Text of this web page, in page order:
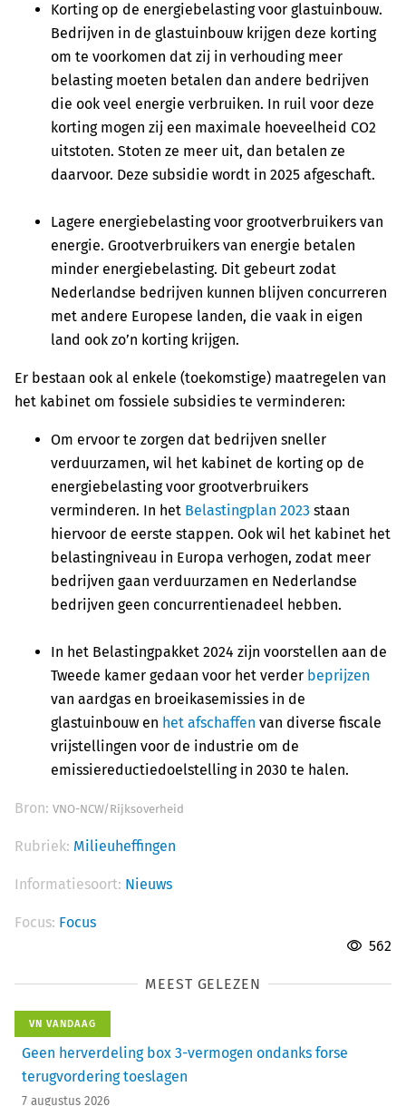
Korting op de energiebelasting voor glastuinbouw.
Bedrijven in de glastuinbouw krijgen deze korting
om te voorkomen dat zij in verhouding meer
belasting moeten betalen dan andere bedrijven
die ook veel energie verbruiken. In ruil voor deze
korting mogen zij een maximale hoeveelheid CO2
uitstoten. Stoten ze meer uit, dan betalen ze
daarvoor. Deze subsidie wordt in 2025 afgeschaft.
Lagere energiebelasting voor grootverbruikers van
energie. Grootverbruikers van energie betalen
minder energiebelasting. Dit gebeurt zodat
Nederlandse bedrijven kunnen blijven concurreren
met andere Europese landen, die vaak in eigen
land ook zo’n korting krijgen.
Er bestaan ook al enkele (toekomstige) maatregelen van
het kabinet om fossiele subsidies te verminderen:
Om ervoor te zorgen dat bedrijven sneller
verduurzamen, wil het kabinet de korting op de
energiebelasting voor grootverbruikers
verminderen. In het Belastingplan 2023 staan
hiervoor de eerste stappen. Ook wil het kabinet het
belastingniveau in Europa verhogen, zodat meer
bedrijven gaan verduurzamen en Nederlandse
bedrijven geen concurrentienadeel hebben.
In het Belastingpakket 2024 zijn voorstellen aan de
Tweede kamer gedaan voor het verder beprijzen
van aardgas en broeikasemissies in de
glastuinbouw en het afschaffen van diverse fiscale
vrijstellingen voor de industrie om de
emissiereductiedoelstelling in 2030 te halen.
Bron: VNO-NCW/Rijksoverheid
Rubriek: Milieuheffingen
Informatiesoort: Nieuws
Focus: Focus
562
MEEST GELEZEN
VN VANDAAG
Geen herverdeling box 3-vermogen ondanks forse
terugvordering toeslagen
7 augustus 2026